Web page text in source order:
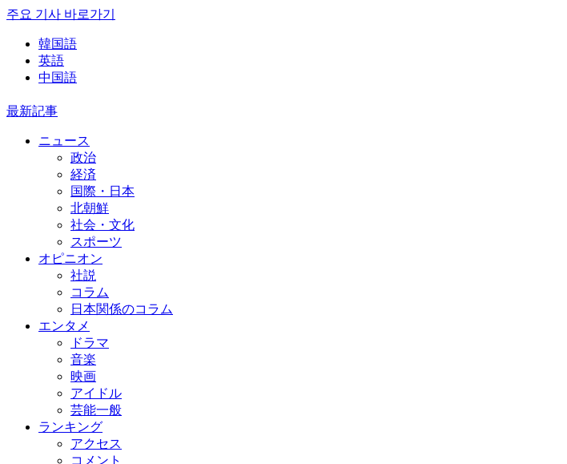
주요 기사 바로가기
韓国語
英語
中国語
最新記事
ニュース
政治
経済
国際・日本
北朝鮮
社会・文化
スポーツ
オピニオン
社説
コラム
日本関係のコラム
エンタメ
ドラマ
音楽
映画
アイドル
芸能一般
ランキング
アクセス
コメント